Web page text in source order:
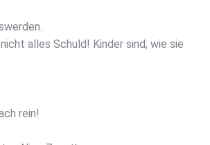
alles Schuld! Kinder sind, wie sie
rein!